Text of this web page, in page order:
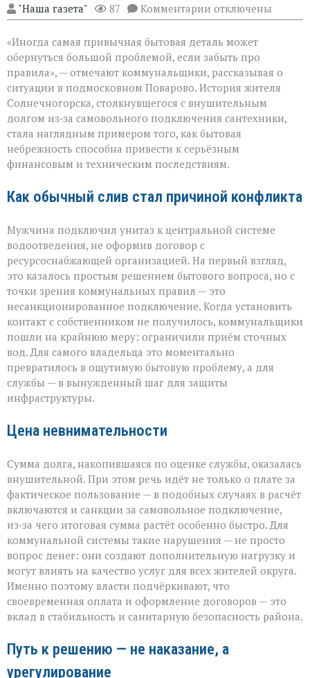
"Наша газета" 87 Комментарии к
записи
как
повод
долга:
коммунальная
история
с
серьёзным
финалом»
отключены
«Иногда самая привычная бытовая деталь может
обернуться большой проблемой, если забыть про
правила», — отмечают коммунальщики, рассказывая о
ситуации в подмосковном Поварово. История жителя
Солнечногорска, столкнувшегося с внушительным
долгом из‑за самовольного подключения сантехники,
стала наглядным примером того, как бытовая
небрежность способна привести к серьёзным
финансовым и техническим последствиям.
Как обычный слив стал причиной конфликта
Мужчина подключил унитаз к центральной системе
водоотведения, не оформив договор с
ресурсоснабжающей организацией. На первый взгляд,
это казалось простым решением бытового вопроса, но с
точки зрения коммунальных правил — это
несанкционированное подключение. Когда установить
контакт с собственником не получилось, коммунальщики
пошли на крайнюю меру: ограничили приём сточных
вод. Для самого владельца это моментально
превратилось в ощутимую бытовую проблему, а для
службы — в вынужденный шаг для защиты
инфраструктуры.
Цена невнимательности
Сумма долга, накопившаяся по оценке службы, оказалась
внушительной. При этом речь идёт не только о плате за
фактическое пользование — в подобных случаях в расчёт
включаются и санкции за самовольное подключение,
из‑за чего итоговая сумма растёт особенно быстро. Для
коммунальной системы такие нарушения — не просто
вопрос денег: они создают дополнительную нагрузку и
могут влиять на качество услуг для всех жителей округа.
Именно поэтому власти подчёркивают, что
своевременная оплата и оформление договоров — это
вклад в стабильность и санитарную безопасность района.
Путь к решению — не наказание, а
урегулирование